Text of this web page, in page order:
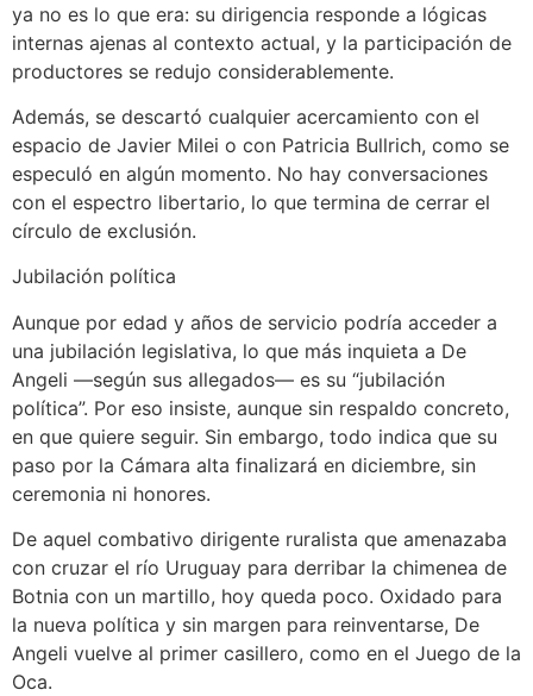
ya no es lo que era: su dirigencia responde a lógicas
internas ajenas al contexto actual, y la participación de
productores se redujo considerablemente.
Además, se descartó cualquier acercamiento con el
espacio de Javier Milei o con Patricia Bullrich, como se
especuló en algún momento. No hay conversaciones
con el espectro libertario, lo que termina de cerrar el
círculo de exclusión.
Jubilación política
Aunque por edad y años de servicio podría acceder a
una jubilación legislativa, lo que más inquieta a De
Angeli —según sus allegados— es su “jubilación
política”. Por eso insiste, aunque sin respaldo concreto,
en que quiere seguir. Sin embargo, todo indica que su
paso por la Cámara alta finalizará en diciembre, sin
ceremonia ni honores.
De aquel combativo dirigente ruralista que amenazaba
con cruzar el río Uruguay para derribar la chimenea de
Botnia con un martillo, hoy queda poco. Oxidado para
la nueva política y sin margen para reinventarse, De
Angeli vuelve al primer casillero, como en el Juego de la
Oca.